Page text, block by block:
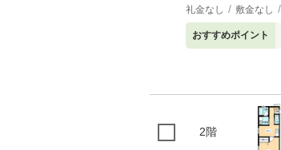
礼金なし 敷金なし
おすすめポイント
2階